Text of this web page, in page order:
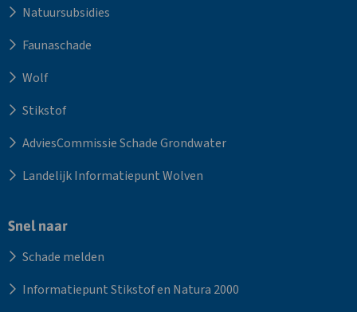
Natuursubsidies
Faunaschade
Wolf
Stikstof
AdviesCommissie Schade Grondwater
Landelijk Informatiepunt Wolven
Snel naar
Schade melden
Informatiepunt Stikstof en Natura 2000